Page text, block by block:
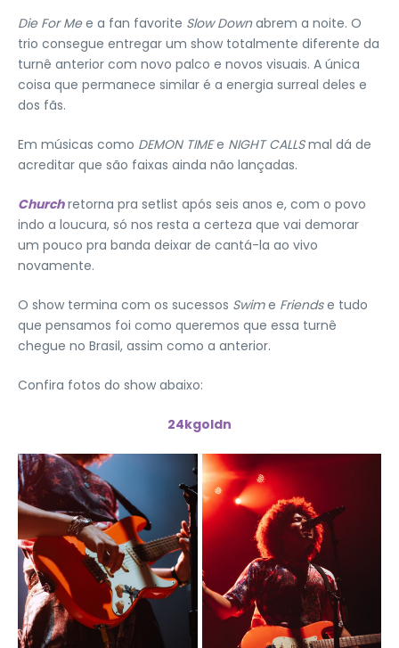
Die For Mee a fan favorite Slow Downabrem a noite. O
trio consegue entregar um show totalmente diferente da
turnê anterior com novo palco e novos visuais. A única
coisa que permanece similar é a energia surreal deles e
dos fãs.
Em músicas como DEMON TIMEe NIGHT CALLSmal dá de
acreditar que são faixas ainda não lançadas.
Churchretorna pra setlist após seis anos e, com o povo
indo a loucura, só nos resta a certeza que vai demorar
um pouco pra banda deixar de cantá-la ao vivo
novamente.
O show termina com os sucessos Swime Friendse tudo
que pensamos foi como queremos que essa turnê
chegue no Brasil, assim como a anterior.
Confira fotos do show abaixo:
24kgoldn